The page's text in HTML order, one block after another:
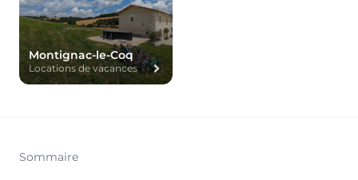
Montignac-le-Coq
Locations de vacances
Sommaire